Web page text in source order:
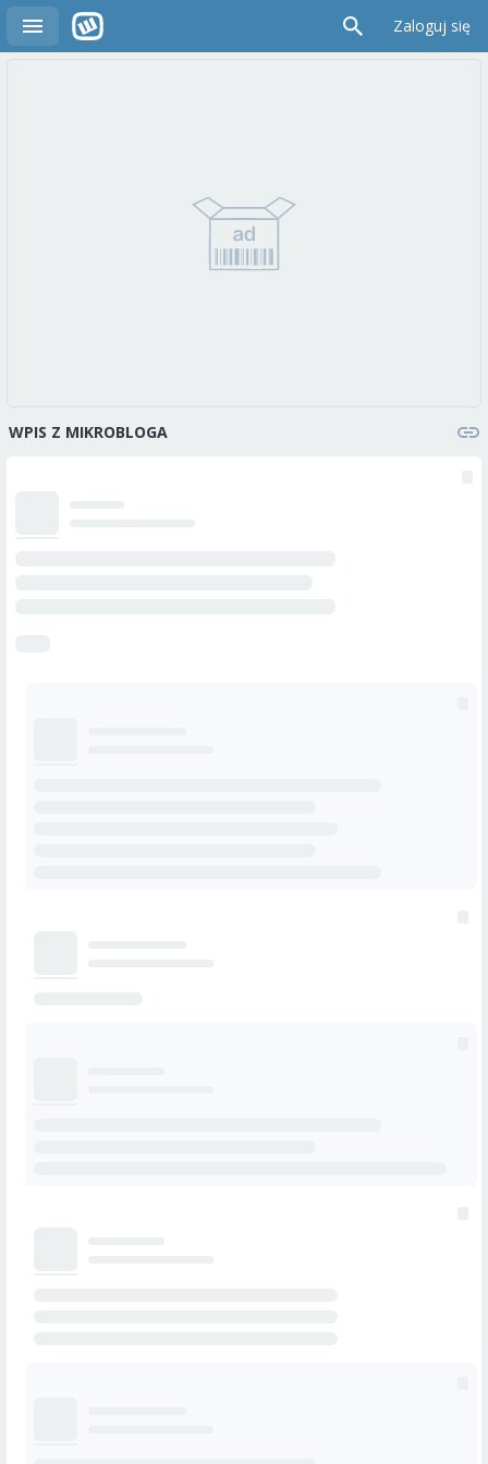
Zaloguj się
WPIS Z MIKROBLOGA